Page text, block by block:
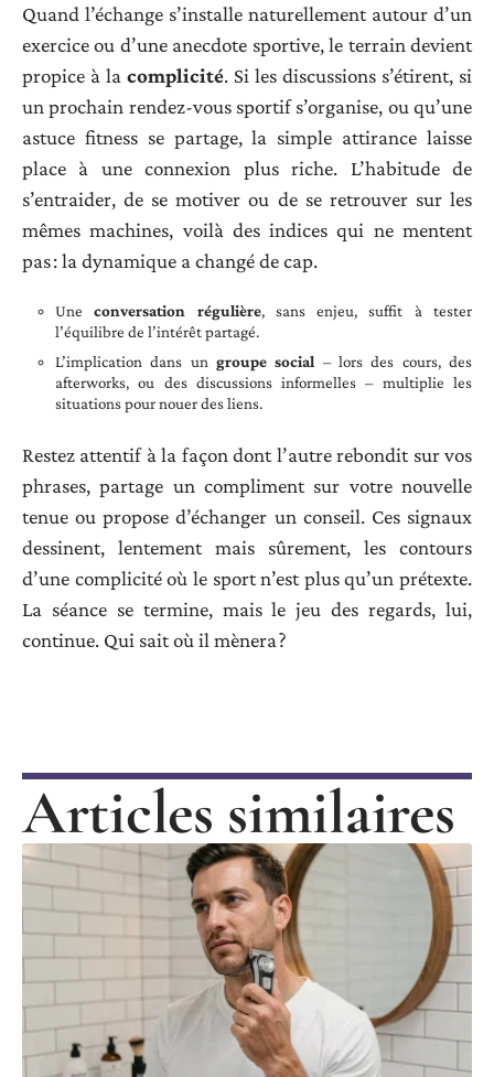
Quand l’échange s’installe naturellement autour d’un
exercice ou d’une anecdote sportive, le terrain devient
propice à la complicité. Si les discussions s’étirent, si
un prochain rendez-vous sportif s’organise, ou qu’une
astuce fitness se partage, la simple attirance laisse
place à une connexion plus riche. L’habitude de
s’entraider, de se motiver ou de se retrouver sur les
mêmes machines, voilà des indices qui ne mentent
pas : la dynamique a changé de cap.
Uneconversation régulière, sans enjeu, suffit à tester
l’équilibre de l’intérêt partagé.
L’implication dans un groupe social – lors des cours, des
afterworks, ou des discussions informelles – multiplie les
situations pour nouer des liens.
Restez attentif à la façon dont l’autre rebondit sur vos
phrases, partage un compliment sur votre nouvelle
tenue ou propose d’échanger un conseil. Ces signaux
dessinent, lentement mais sûrement, les contours
d’une complicité où le sport n’est plus qu’un prétexte.
La séance se termine, mais le jeu des regards, lui,
continue. Qui sait où il mènera ?
Articles similaires